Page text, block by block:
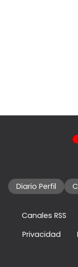
Diario Perfil
Canales RSS
Privacidad